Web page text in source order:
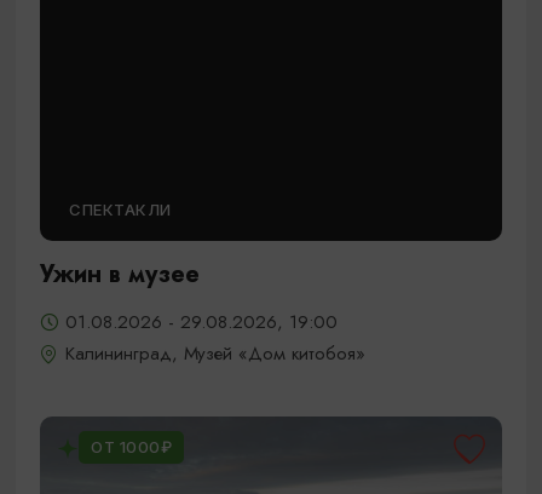
СПЕКТАКЛИ
Ужин в музее
01.08.2026 - 29.08.2026, 19:00
Калининград, Музей «Дом китобоя»
ОТ 1000₽